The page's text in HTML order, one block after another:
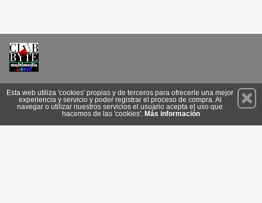
Suscríbete
Esta web utiliza 'cookies' propias y de terceros para ofrecerle una mejor
experiencia y servicio y poder registrar el proceso de compra. Al
navegar o utilizar nuestros servicios el usuario acepta el uso que
hacemos de las 'cookies'. Más información